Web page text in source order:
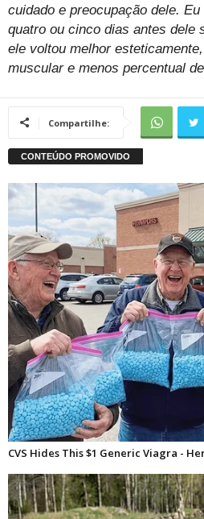
cuidado e preocupação dele.
quatro ou cinco dias antes dele
ele voltou melhor
muscular e menos percentual
Compartilhe: